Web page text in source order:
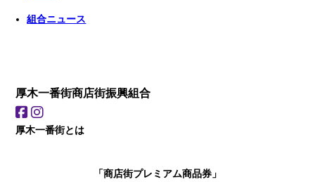
組合ニュース
厚木一番街商店街振興組合
厚木一番街とは
「商店街プレミアム商品券」